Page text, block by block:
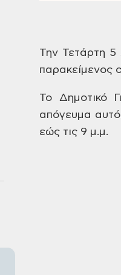
Την Τετάρτη
παρακείμενος
Το Δημοτικό
απόγευμα
εώς τις 9 μ.μ.